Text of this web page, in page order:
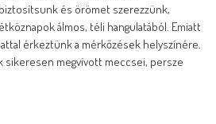
és örömet szerezzünk,
álmos, téli hangulatából. Emiatt
érkeztünk a mérkőzések helyszínére.
sikeresen megvívott meccsei, persze